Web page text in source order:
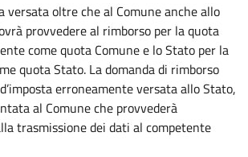
versata oltre che al Comune anche allo
provvedere al rimborso per la quota
come quota Comune e lo Stato per la
quota Stato. La domanda di rimborso
erroneamente versata allo Stato,
al Comune che provvederà
trasmissione dei dati al competente